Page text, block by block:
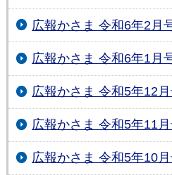
広報かさま 令和6年2月
広報かさま 令和6年1月
広報かさま 令和5年12
広報かさま 令和5年11
広報かさま 令和5年10